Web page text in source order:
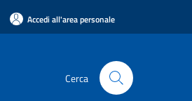
Accedi all'area personale
Cerca